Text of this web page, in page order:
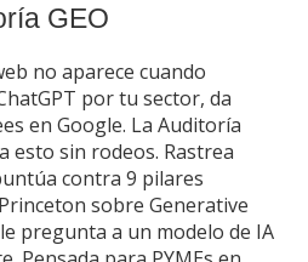
GEO
no aparece cuando
por tu sector, da
en Google. La Auditoría
esto sin rodeos. Rastrea
contra 9 pilares
sobre Generative
pregunta a un modelo de IA